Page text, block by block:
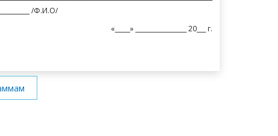
/Ф.И.О/
«_____» _________________ 20___ г.